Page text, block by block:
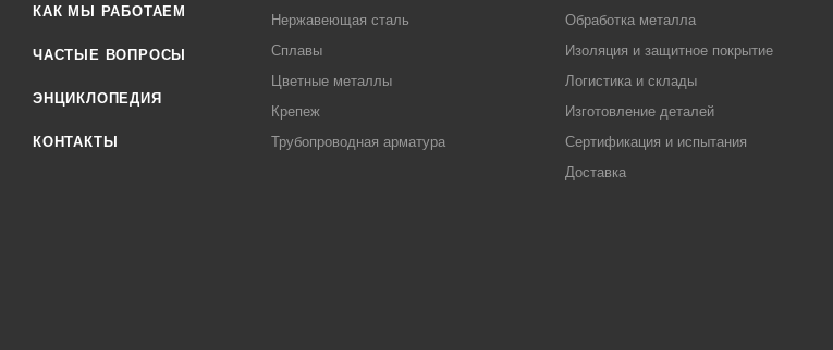
КАК МЫ РАБОТАЕМ
ЧАСТЫЕ ВОПРОСЫ
ЭНЦИКЛОПЕДИЯ
КОНТАКТЫ
Нержавеющая сталь
Сплавы
Цветные металлы
Крепеж
Трубопроводная арматура
Обработка металла
Изоляция и защитное покрытие
Логистика и склады
Изготовление деталей
Сертификация и испытания
Доставка